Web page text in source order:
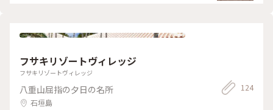
フサキリゾートヴィレッジ
フサキリゾートヴィレッジ
八重山屈指の夕日の名所
石垣島
124